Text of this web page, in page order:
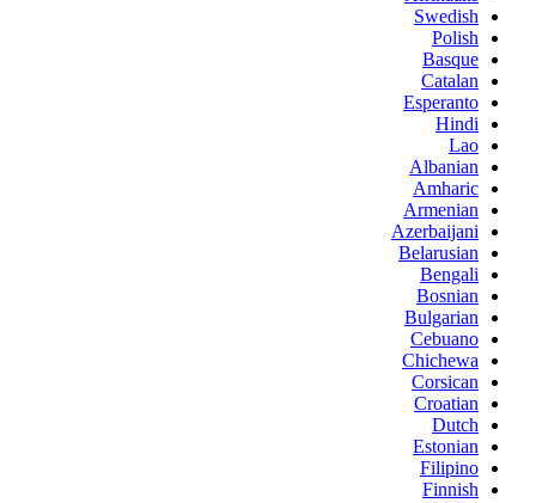
Swedish
Polish
Basque
Catalan
Esperanto
Hindi
Lao
Albanian
Amharic
Armenian
Azerbaijani
Belarusian
Bengali
Bosnian
Bulgarian
Cebuano
Chichewa
Corsican
Croatian
Dutch
Estonian
Filipino
Finnish